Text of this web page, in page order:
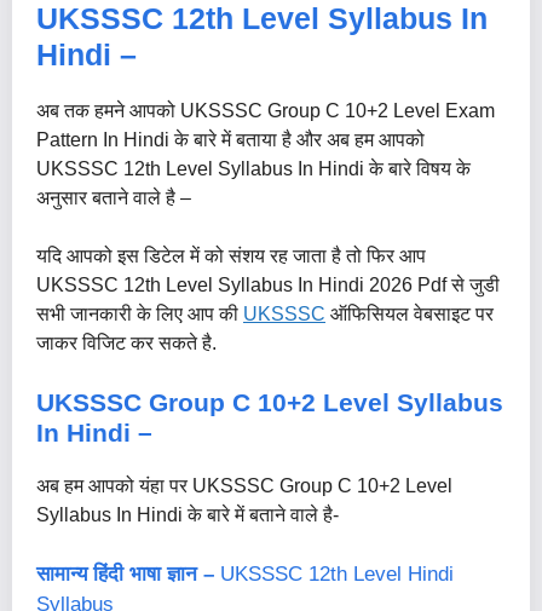
UKSSSC 12th Level Syllabus In
Hindi –
अब तक हमने आपको UKSSSC Group C 10+2 Level Exam
Pattern In Hindi के बारे में बताया है और अब हम आपको
UKSSSC 12th Level Syllabus In Hindi के बारे विषय के
अनुसार बताने वाले है –
यदि आपको इस डिटेल में को संशय रह जाता है तो फिर आप
UKSSSC 12th Level Syllabus In Hindi 2026 Pdf से जुडी
सभी जानकारी के लिए आप की UKSSSC ऑफिसियल वेबसाइट पर
जाकर विजिट कर सकते है.
UKSSSC Group C 10+2 Level Syllabus
In Hindi –
अब हम आपको यंहा पर UKSSSC Group C 10+2 Level
Syllabus In Hindi के बारे में बताने वाले है-
सामान्य हिंदी भाषा ज्ञान – UKSSSC 12th Level Hindi
Syllabus